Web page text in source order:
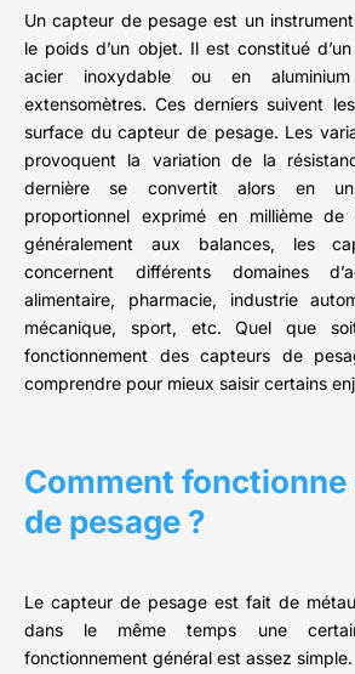
Un capteur de pesage est un
le poids d’un objet. Il est constitué
acier inoxydable ou en
extensomètres. Ces derniers suivent
surface du capteur de pesage. Les
provoquent la variation de la
dernière se convertit alors en
proportionnel exprimé en millième
généralement aux balances, les
concernent différents domaines
alimentaire, pharmacie, industrie
mécanique, sport, etc. Quel que
fonctionnement des capteurs de
comprendre pour mieux saisir certains
Comment
de pesage ?
Le capteur de pesage est fait de
dans le même temps une
fonctionnement général est assez simple.